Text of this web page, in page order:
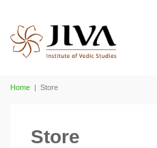
Home | Store
Store